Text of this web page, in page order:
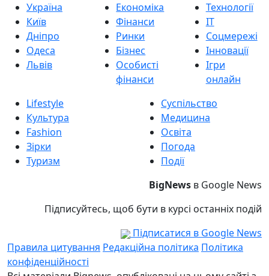
Україна
Київ
Дніпро
Одеса
Львів
Економіка
Фінанси
Ринки
Бізнес
Особисті
фінанси
Технології
IT
Соцмережі
Інновації
Ігри
онлайн
Lifestyle
Культура
Fashion
Зірки
Туризм
Суспільство
Медицина
Освіта
Погода
Події
BigNews в Google News
Підписуйтесь, щоб бути в курсі останніх подій
Підписатися в Google News
Правила цитування Редакційна політика Політика
конфіденційності